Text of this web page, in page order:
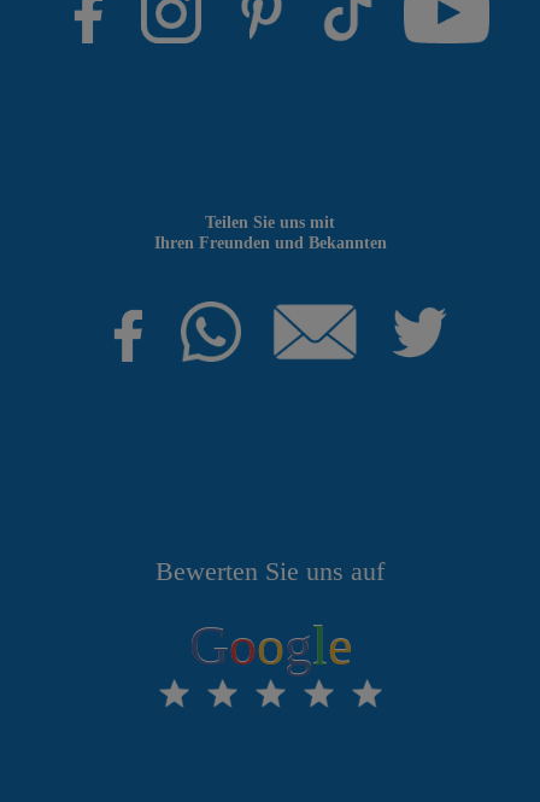
Bewerten Sie uns auf
Google
Teilen Sie uns mit
Ihren Freunden und Bekannten